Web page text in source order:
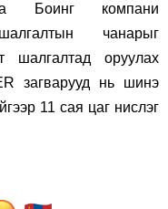
Боинг компани
чанарыг
шалгалтад оруулах
загварууд нь шинэ
11 сая цаг нислэг